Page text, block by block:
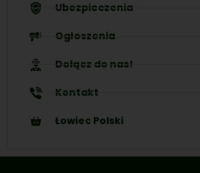
Ubezpieczenia
Ogłoszenia
Dołącz do nas!
Kontakt
Łowiec Polski